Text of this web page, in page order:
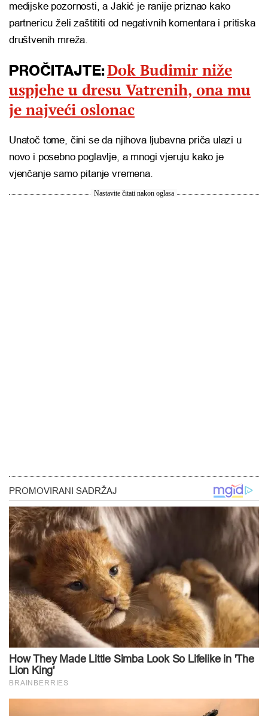
medijske pozornosti, a Jakić je ranije priznao kako
partnericu želi zaštititi od negativnih komentara i pritiska
društvenih mreža.
PROČITAJTE:Dok Budimir niže
uspjehe u dresu Vatrenih, ona mu
je najveći oslonac
Unatoč tome, čini se da njihova ljubavna priča ulazi u
novo i posebno poglavlje, a mnogi vjeruju kako je
vjenčanje samo pitanje vremena.
Nastavite čitati nakon oglasa